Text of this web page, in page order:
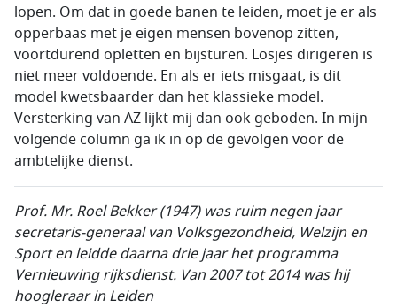
lopen. Om dat in goede banen te leiden, moet je er als
opperbaas met je eigen mensen bovenop zitten,
voortdurend opletten en bijsturen. Losjes dirigeren is
niet meer voldoende. En als er iets misgaat, is dit
model kwetsbaarder dan het klassieke model.
Versterking van AZ lijkt mij dan ook geboden. In mijn
volgende column ga ik in op de gevolgen voor de
ambtelijke dienst.
Prof. Mr. Roel Bekker (1947) was ruim negen jaar
secretaris-generaal van Volksgezondheid, Welzijn en
Sport en leidde daarna drie jaar het programma
Vernieuwing rijksdienst. Van 2007 tot 2014 was hij
hoogleraar in Leiden